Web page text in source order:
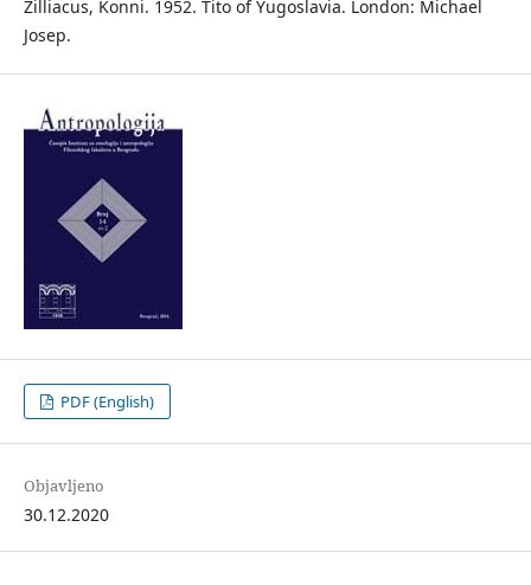
Zilliacus, Konni. 1952. Tito of Yugoslavia. London: Michael
Josep.
PDF (English)
Objavljeno
30.12.2020